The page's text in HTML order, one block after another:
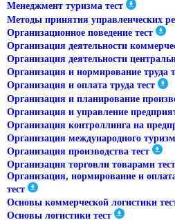
Менеджмент туризма тест
Методы принятия управленческих
Организационное поведение тест
Организация деятельности
Организация деятельности
Организация и нормирование труда
Организация и оплата труда тест
Организация и планирование
Организация и управление
Организация контроллинга на
Организация международного
Организация производства тест
Организация торговли товарами тест
Организация, нормирование и
тест
Основы коммерческой логистики
Основы логистики тест